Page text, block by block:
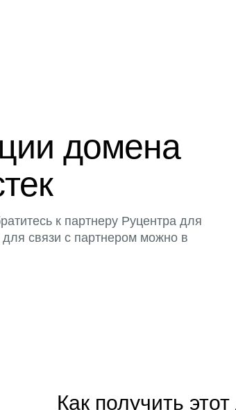
домена
к партнеру Руцентра для
связи с партнером можно в
Как получить